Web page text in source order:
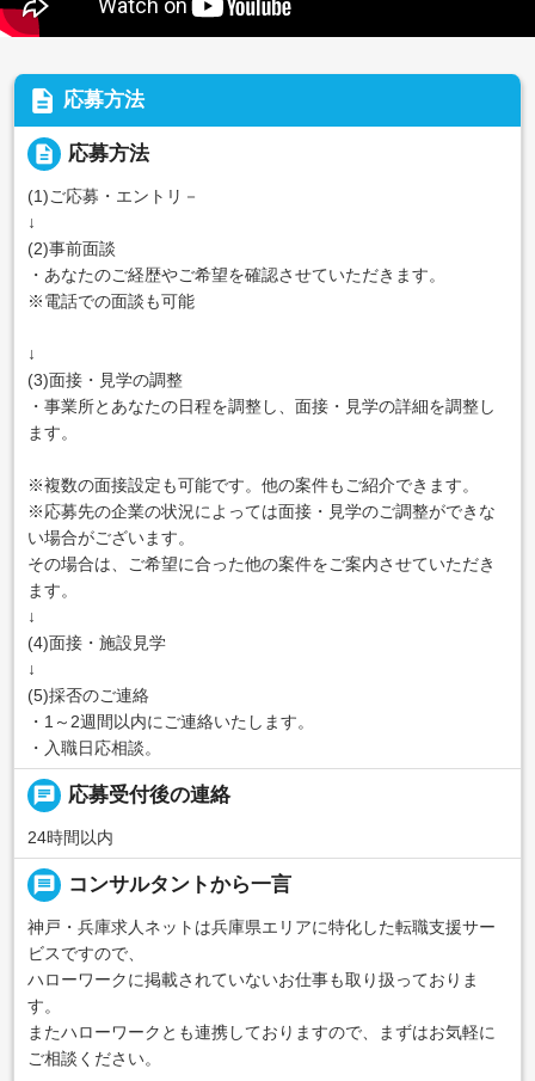
description 応募方法
description 応募方法
(1)ご応募・エントリ－
↓
(2)事前面談
・あなたのご経歴やご希望を確認させていただきます。
※電話での面談も可能
↓
(3)面接・見学の調整
・事業所とあなたの日程を調整し、面接・見学の詳細を調整し
ます。
※複数の面接設定も可能です。他の案件もご紹介できます。
※応募先の企業の状況によっては面接・見学のご調整ができな
い場合がございます。
その場合は、ご希望に合った他の案件をご案内させていただき
ます。
↓
(4)面接・施設見学
↓
(5)採否のご連絡
・1～2週間以内にご連絡いたします。
・入職日応相談。
chat 応募受付後の連絡
24時間以内
message コンサルタントから一言
神戸・兵庫求人ネットは兵庫県エリアに特化した転職支援サー
ビスですので、
ハローワークに掲載されていないお仕事も取り扱っておりま
す。
またハローワークとも連携しておりますので、まずはお気軽に
ご相談ください。